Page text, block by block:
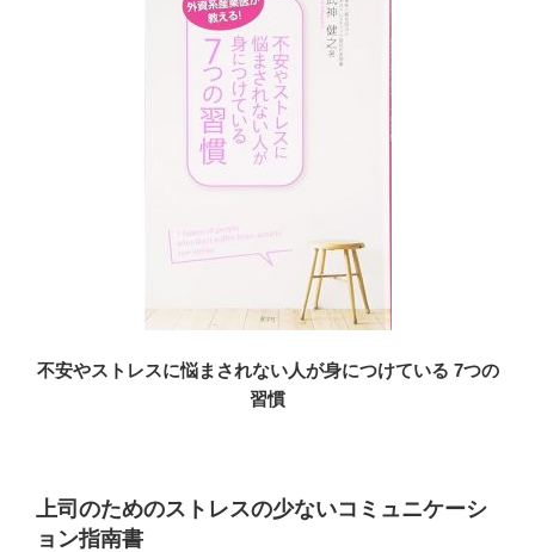
不安やストレスに悩まされない人が身につけている 7つの
習慣
上司のためのストレスの少ないコミュニケーシ
ョン指南書